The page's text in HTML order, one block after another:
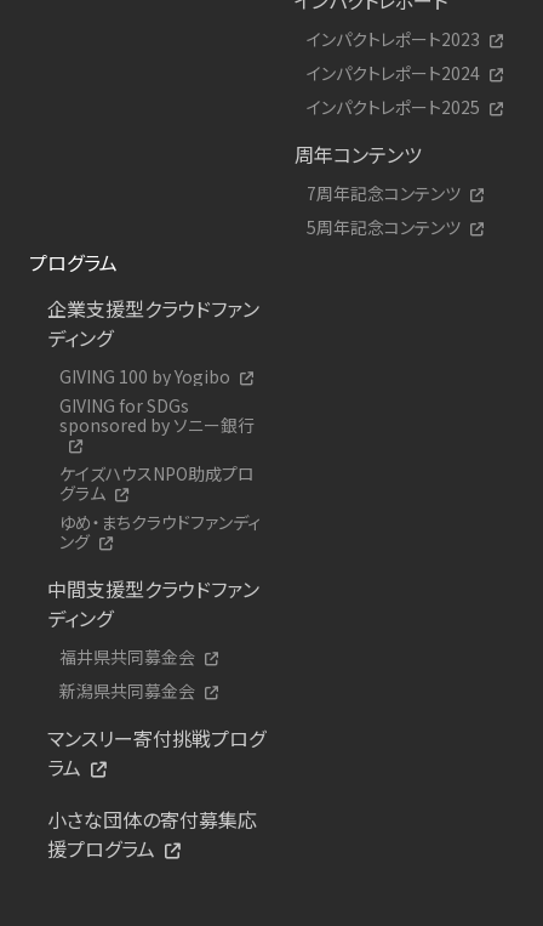
インパクトレポート2023
インパクトレポート2024
インパクトレポート2025
周年コンテンツ
7周年記念コンテンツ
5周年記念コンテンツ
プログラム
企業支援型クラウドファン
ディング
GIVING 100 by Yogibo
GIVING for SDGs
sponsored by ソニー銀行
ケイズハウスNPO助成プロ
グラム
ゆめ・まちクラウドファンディ
ング
中間支援型クラウドファン
ディング
福井県共同募金会
新潟県共同募金会
マンスリー寄付挑戦プログ
ラム
小さな団体の寄付募集応
援プログラム